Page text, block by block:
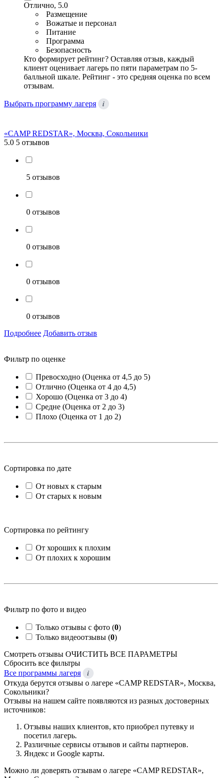
Отлично, 5.0
Размещение
Вожатые и персонал
Питание
Программа
Безопасность
Кто формирует рейтинг? Оставляя отзыв, каждый
клиент оценивает лагерь по пяти параметрам по 5-
балльной шкале. Рейтинг - это средняя оценка по всем
отзывам.
Выбрать программу лагеря i
«CAMP REDSTAR», Москва, Сокольники
5.0 5 отзывов
5 отзывов
0 отзывов
0 отзывов
0 отзывов
0 отзывов
Подробнее Добавить отзыв
Фильтр по оценке
Превосходно (Оценка от 4,5 до 5)
Отлично (Оценка от 4 до 4,5)
Хорошо (Оценка от 3 до 4)
Средне (Оценка от 2 до 3)
Плохо (Оценка от 1 до 2)
Сортировка по дате
От новых к старым
От старых к новым
Сортировка по рейтингу
От хороших к плохим
От плохих к хорошим
Фильтр по фото и видео
Только отзывы с фото (0)
Только видеоотзывы (0)
Смотреть отзывы ОЧИСТИТЬ ВСЕ ПАРАМЕТРЫ
Сбросить все фильтры
Все программы лагеря
i
Откуда берутся отзывы о лагере «CAMP REDSTAR», Москва,
Сокольники?
Отзывы на нашем сайте появляются из разных достоверных
источников:
Отзывы наших клиентов, кто приобрел путевку и
посетил лагерь.
Различные сервисы отзывов и сайты партнеров.
Яндекс и Google карты.
Можно ли доверять отзывам о лагере «CAMP REDSTAR»,